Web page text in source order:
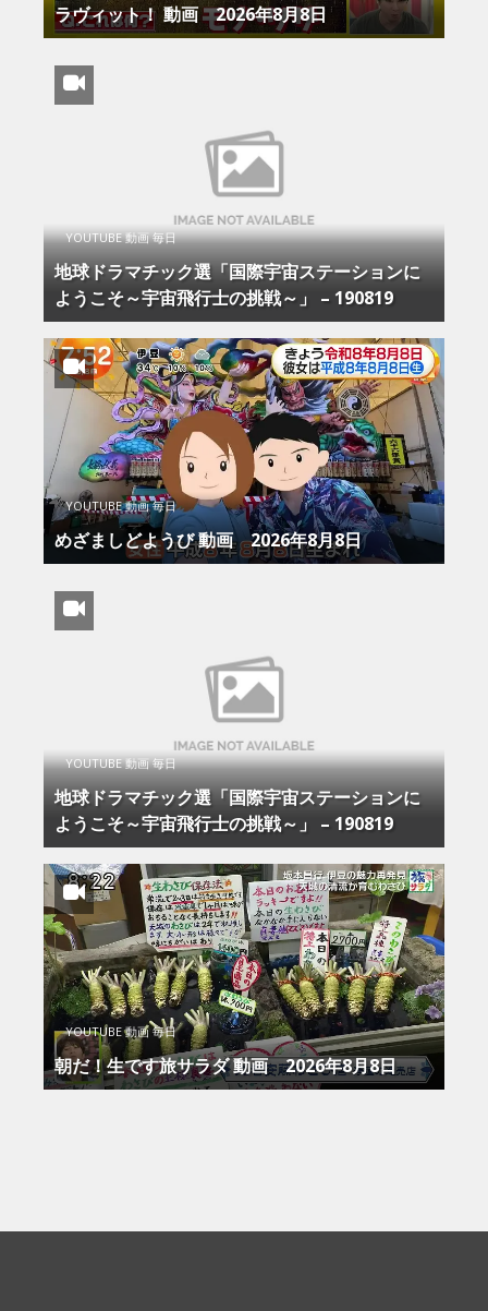
ラヴィット！ 動画 2026年8月8日
YOUTUBE 動画 毎日
地球ドラマチック選「国際宇宙ステーションに
ようこそ～宇宙飛行士の挑戦～」 – 190819
YOUTUBE 動画 毎日
めざましどようび 動画 2026年8月8日
YOUTUBE 動画 毎日
地球ドラマチック選「国際宇宙ステーションに
ようこそ～宇宙飛行士の挑戦～」 – 190819
YOUTUBE 動画 毎日
朝だ！生です旅サラダ 動画 2026年8月8日